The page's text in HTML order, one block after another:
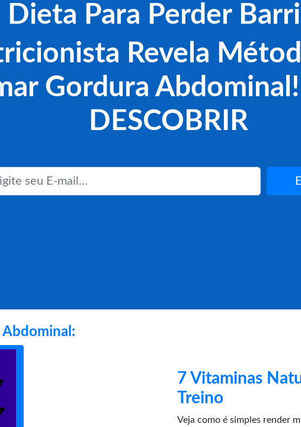
Dieta Para Perder
Revela
Gordura
DESCOBRIR
7 Vitaminas
Treino
Veja como é simples render